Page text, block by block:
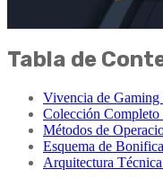
Tabla de
Vivencia de Gaming
Colección
Métodos de
Esquema de
Arquitectura